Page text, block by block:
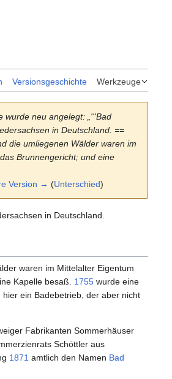
Versionsgeschichte Werkzeuge
wurde neu angelegt: „'''Bad
in Deutschland. ==
die umliegenen Wälder waren im
Brunnengericht; und eine
Version → (Unterschied)
in Deutschland.
waren im Mittelalter Eigentum
Kapelle besaß. 1755 wurde eine
ein Badebetrieb, der aber nicht
Fabrikanten Sommerhäuser
Schöttler aus
1871 amtlich den Namen Bad